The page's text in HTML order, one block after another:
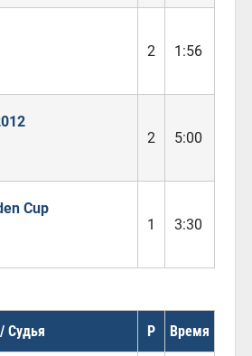
2
1:56
2
5:00
Cup
1
3:30
Судья Р Время